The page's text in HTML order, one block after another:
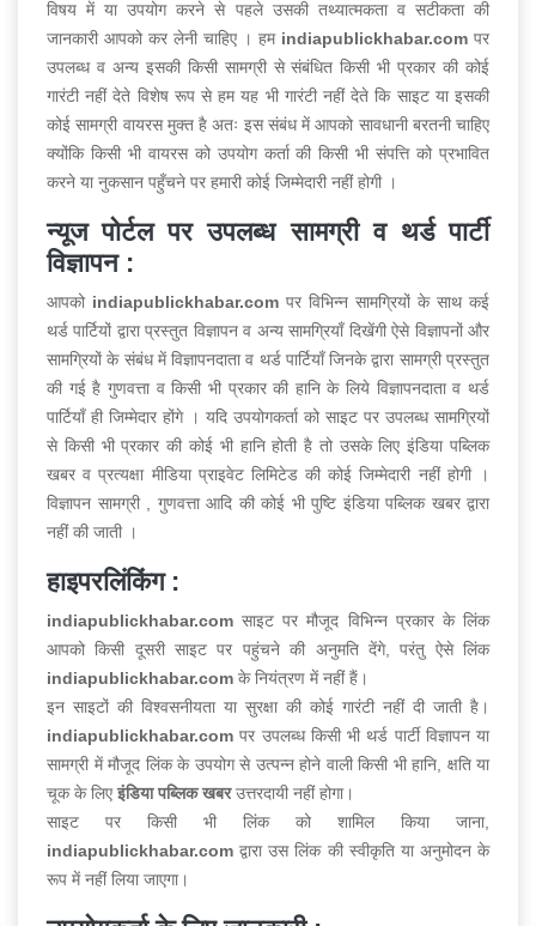
विषय में या उपयोग करने से पहले उसकी तथ्यात्मकता व सटीकता की
जानकारी आपको कर लेनी चाहिए । हम indiapublickhabar.com पर
उपलब्ध व अन्य इसकी किसी सामग्री से संबंधित किसी भी प्रकार की कोई
गारंटी नहीं देते विशेष रूप से हम यह भी गारंटी नहीं देते कि साइट या इसकी
कोई सामग्री वायरस मुक्त है अतः इस संबंध में आपको सावधानी बरतनी चाहिए
क्योंकि किसी भी वायरस को उपयोग कर्ता की किसी भी संपत्ति को प्रभावित
करने या नुकसान पहुँचने पर हमारी कोई जिम्मेदारी नहीं होगी ।
न्यूज पोर्टल पर उपलब्ध सामग्री व थर्ड पार्टी
विज्ञापन :
आपको indiapublickhabar.com पर विभिन्न सामग्रियों के साथ कई
थर्ड पार्टियों द्वारा प्रस्तुत विज्ञापन व अन्य सामग्रियाँ दिखेंगी ऐसे विज्ञापनों और
सामग्रियों के संबंध में विज्ञापनदाता व थर्ड पार्टियाँ जिनके द्वारा सामग्री प्रस्तुत
की गई है गुणवत्ता व किसी भी प्रकार की हानि के लिये विज्ञापनदाता व थर्ड
पार्टियाँ ही जिम्मेदार होंगे । यदि उपयोगकर्ता को साइट पर उपलब्ध सामग्रियों
से किसी भी प्रकार की कोई भी हानि होती है तो उसके लिए इंडिया पब्लिक
खबर व प्रत्यक्षा मीडिया प्राइवेट लिमिटेड की कोई जिम्मेदारी नहीं होगी ।
विज्ञापन सामग्री , गुणवत्ता आदि की कोई भी पुष्टि इंडिया पब्लिक खबर द्वारा
नहीं की जाती ।
हाइपरलिंकिंग :
indiapublickhabar.com साइट पर मौजूद विभिन्न प्रकार के लिंक
आपको किसी दूसरी साइट पर पहुंचने की अनुमति देंगे, परंतु ऐसे लिंक
indiapublickhabar.com के नियंत्रण में नहीं हैं।
इन साइटों की विश्वसनीयता या सुरक्षा की कोई गारंटी नहीं दी जाती है।
indiapublickhabar.com पर उपलब्ध किसी भी थर्ड पार्टी विज्ञापन या
सामग्री में मौजूद लिंक के उपयोग से उत्पन्न होने वाली किसी भी हानि, क्षति या
चूक के लिए इंडिया पब्लिक खबरउत्तरदायी नहीं होगा।
साइट पर किसी भी लिंक को शामिल किया जाना,
indiapublickhabar.com द्वारा उस लिंक की स्वीकृति या अनुमोदन के
रूप में नहीं लिया जाएगा।